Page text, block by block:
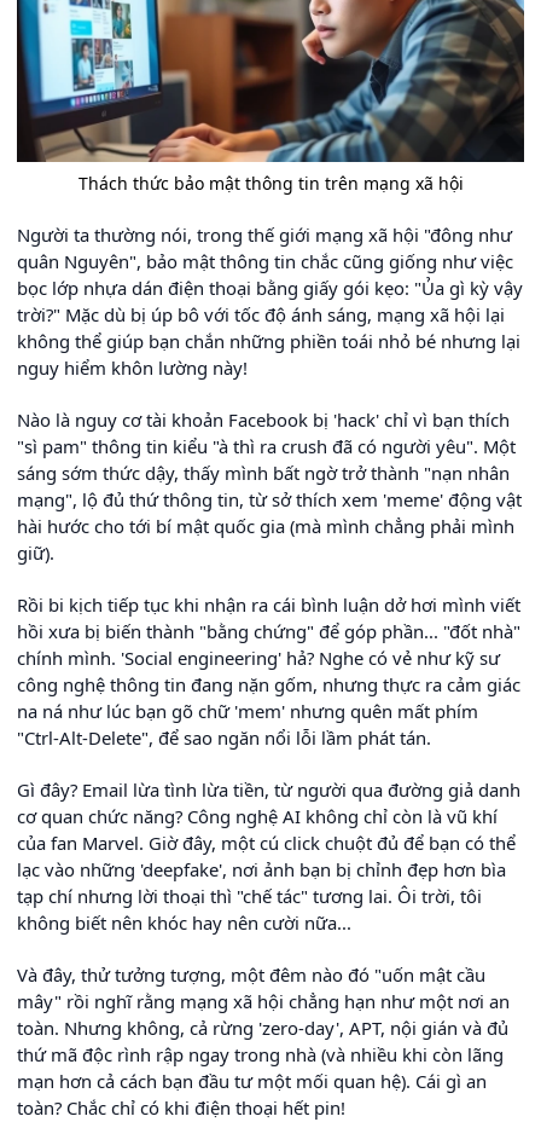
Thách thức bảo mật thông tin trên mạng xã hội
Người ta thường nói, trong thế giới mạng xã hội "đông như
quân Nguyên", bảo mật thông tin chắc cũng giống như việc
bọc lớp nhựa dán điện thoại bằng giấy gói kẹo: "Ủa gì kỳ vậy
trời?" Mặc dù bị úp bô với tốc độ ánh sáng, mạng xã hội lại
không thể giúp bạn chắn những phiền toái nhỏ bé nhưng lại
nguy hiểm khôn lường này!
Nào là nguy cơ tài khoản Facebook bị 'hack' chỉ vì bạn thích
"sì pam" thông tin kiểu "à thì ra crush đã có người yêu". Một
sáng sớm thức dậy, thấy mình bất ngờ trở thành "nạn nhân
mạng", lộ đủ thứ thông tin, từ sở thích xem 'meme' động vật
hài hước cho tới bí mật quốc gia (mà mình chẳng phải mình
giữ).
Rồi bi kịch tiếp tục khi nhận ra cái bình luận dở hơi mình viết
hồi xưa bị biến thành "bằng chứng" để góp phần... "đốt nhà"
chính mình. 'Social engineering' hả? Nghe có vẻ như kỹ sư
công nghệ thông tin đang nặn gốm, nhưng thực ra cảm giác
na ná như lúc bạn gõ chữ 'mem' nhưng quên mất phím
"Ctrl-Alt-Delete", để sao ngăn nổi lỗi lầm phát tán.
Gì đây? Email lừa tình lừa tiền, từ người qua đường giả danh
cơ quan chức năng? Công nghệ AI không chỉ còn là vũ khí
của fan Marvel. Giờ đây, một cú click chuột đủ để bạn có thể
lạc vào những 'deepfake', nơi ảnh bạn bị chỉnh đẹp hơn bìa
tạp chí nhưng lời thoại thì "chế tác" tương lai. Ôi trời, tôi
không biết nên khóc hay nên cười nữa...
Và đây, thử tưởng tượng, một đêm nào đó "uốn mật cầu
mây" rồi nghĩ rằng mạng xã hội chẳng hạn như một nơi an
toàn. Nhưng không, cả rừng 'zero-day', APT, nội gián và đủ
thứ mã độc rình rập ngay trong nhà (và nhiều khi còn lãng
mạn hơn cả cách bạn đầu tư một mối quan hệ). Cái gì an
toàn? Chắc chỉ có khi điện thoại hết pin!